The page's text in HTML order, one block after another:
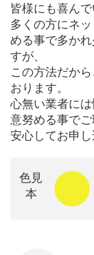
皆様にも喜ん
多くの方にネ
める事で多か
すが、
この方法だか
おります。
心無い業者に
意努める事で
安心してお申し
色見
本